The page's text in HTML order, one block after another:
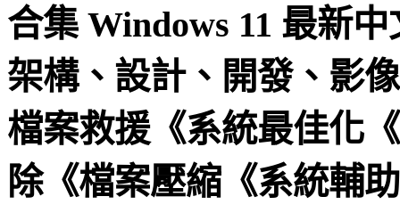
合集 Windows 11 最新
架構、設計、開發、影
檔案救援《系統最佳化
除《檔案壓縮《系統輔